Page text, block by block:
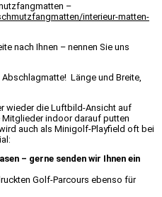
–
interieur-matten-
nach Ihnen – nennen Sie uns
Abschlagmatte! Länge und Breite,
wieder die Luftbild-Ansicht auf
Mitglieder indoor darauf putten
auch als Minigolf-Playfield oft bei
– gerne senden wir Ihnen ein
Golf-Parcours ebenso für